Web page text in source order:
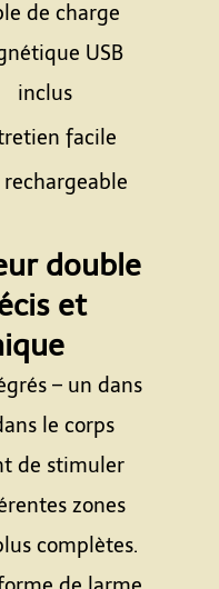
de charge
USB
inclus
facile
double
et
– un dans
le corps
de stimuler
zones
complètes.